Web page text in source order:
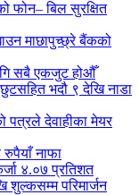
फोन– बिल सुरक्षित
माछापुच्छ्रे बैंकको
सबै एकजुट होऔँ
छुटसहित भदौ ९ देखि नाडा
पत्रले देवाहीका मेयर
नाफा
४.०७ प्रतिशत
शुल्कसम्म परिमार्जन